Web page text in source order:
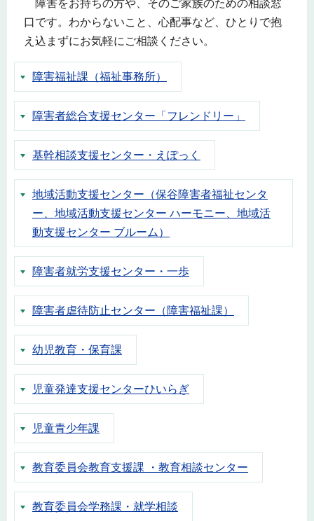
障害をお持ちの方や、そのご家族のための相談窓
口です。わからないこと、心配事など、ひとりで抱
え込まずにお気軽にご相談ください。
障害福祉課（福祉事務所）
障害者総合支援センター「フレンドリー」
基幹相談支援センター・えぽっく
地域活動支援センター（保谷障害者福祉センタ
ー、地域活動支援センター ハーモニー、地域活
動支援センター ブルーム）
障害者就労支援センター・一歩
障害者虐待防止センター（障害福祉課）
幼児教育・保育課
児童発達支援センターひいらぎ
児童青少年課
教育委員会教育支援課 ・教育相談センター
教育委員会学務課・就学相談